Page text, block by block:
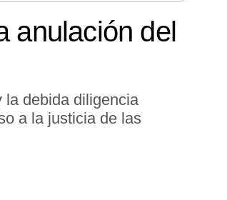
anulación del
la debida diligencia
a la justicia de las